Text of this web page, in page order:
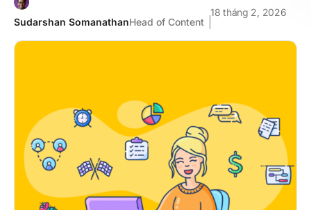
Sudarshan SomanathanHead of Content
18 tháng 2, 2026